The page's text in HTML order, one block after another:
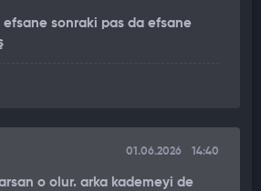
efsane sonraki pas da efsane
01.06.2026 14:40
o olur. arka kademeyi de